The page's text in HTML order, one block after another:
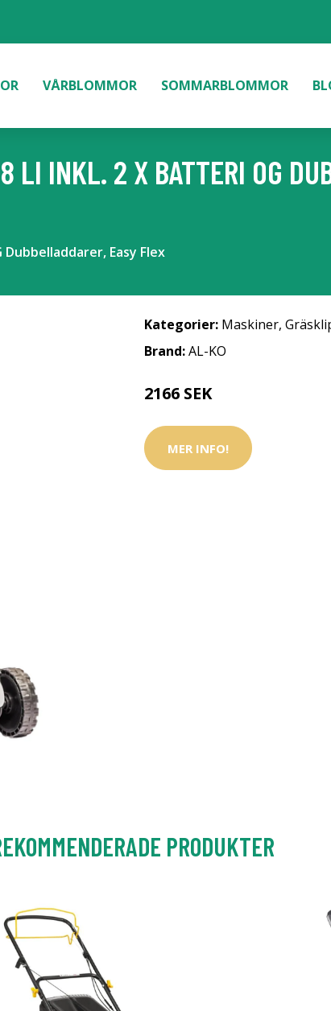
VÅRBLOMMOR SOMMARBLOMMOR
INKL. 2 X BATTERI OG
Easy Flex
Kategorier: Maskiner,
Brand:AL-KO
2166 SEK
MER INFO!
PRODUKTER